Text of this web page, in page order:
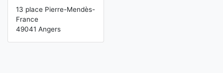
13 place Pierre-Mendès-
France
49041 Angers